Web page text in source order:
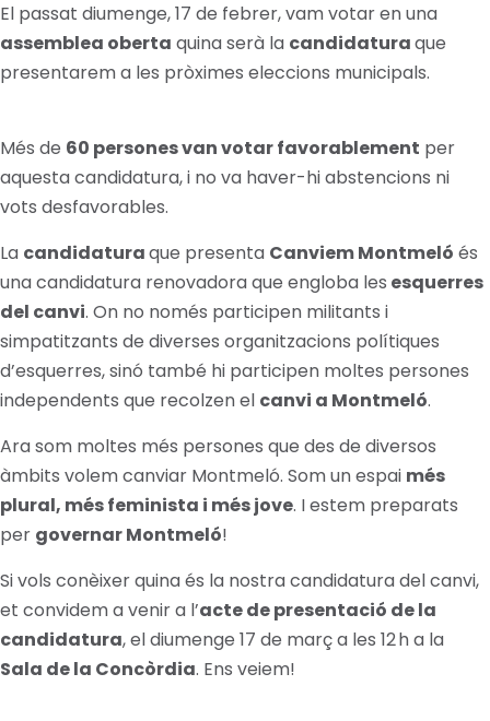
El passat diumenge, 17 de febrer, vam votar en una
assemblea oberta quina serà la candidaturaque
presentarem a les pròximes eleccions municipals.
Més de 60 persones van votar favorablement per
aquesta candidatura, i no va haver-hi abstencions ni
vots desfavorables.
La candidaturaque presenta Canviem Montmeló és
una candidatura renovadora que engloba les esquerres
del canvi. On no només participen militants i
simpatitzants de diverses organitzacions polítiques
d’esquerres, sinó també hi participen moltes persones
independents que recolzen el canvi a Montmeló.
Ara som moltes més persones que des de diversos
àmbits volem canviar Montmeló. Som un espai més
plural, més feminista i més jove. I estem preparats
per governar Montmeló!
Si vols conèixer quina és la nostra candidatura del canvi,
et convidem a venir a l’acte de presentació de la
candidatura, el diumenge 17 de març a les 12 h a la
Sala de la Concòrdia. Ens veiem!